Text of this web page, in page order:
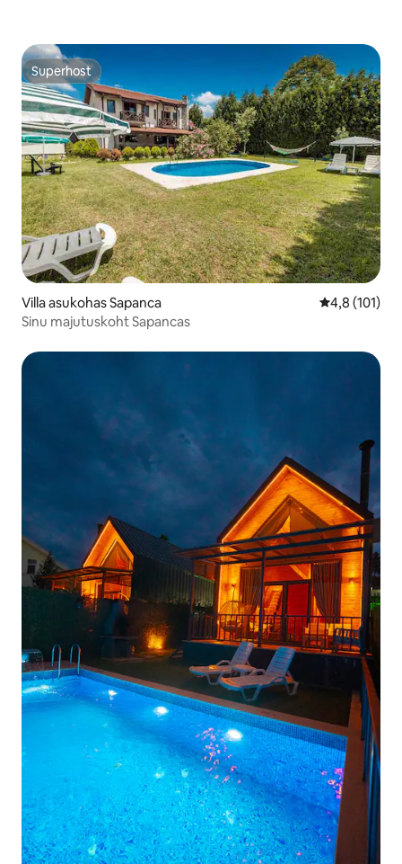
Superhost
Superhost
Villa asukohas Sapanca Keskmine
4,8 (101)
Sinu majutuskoht Sapancas